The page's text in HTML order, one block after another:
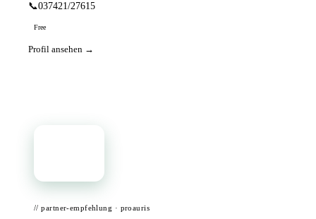
📞037421/27615
Free
Profil ansehen →
// partner-empfehlung · proauris